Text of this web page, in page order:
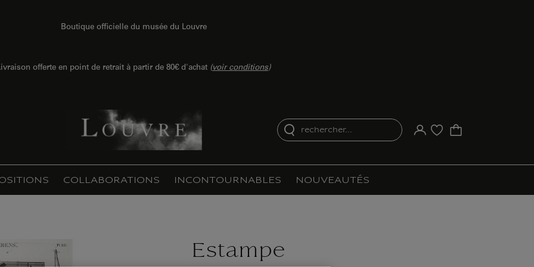
Boutique officielle du musée du Louvre
offerte en point de retrait à partir de 80€ d'achat (voir conditions)
rechercher...
Votre compte
Liste d'achat
COLLABORATIONS INCONTOURNABLES NOUVEAUTÉS
Estampe